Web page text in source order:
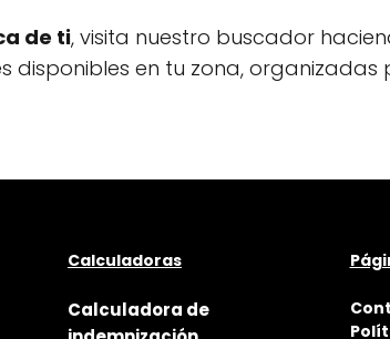
de ti, visita nuestro buscador
disponibles en tu zona,
Calculadoras
Calculadora de